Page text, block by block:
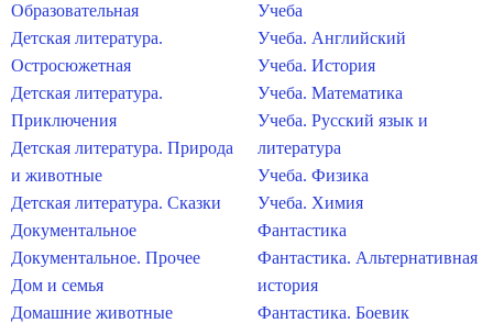
Образовательная
Детская литература.
Остросюжетная
Детская литература.
Приключения
Детская литература. Природа
и животные
Детская литература. Сказки
Документальное
Документальное. Прочее
Дом и семья
Домашние животные
Учеба
Учеба. Английский
Учеба. История
Учеба. Математика
Учеба. Русский язык и
литература
Учеба. Физика
Учеба. Химия
Фантастика
Фантастика. Альтернативная
история
Фантастика. Боевик